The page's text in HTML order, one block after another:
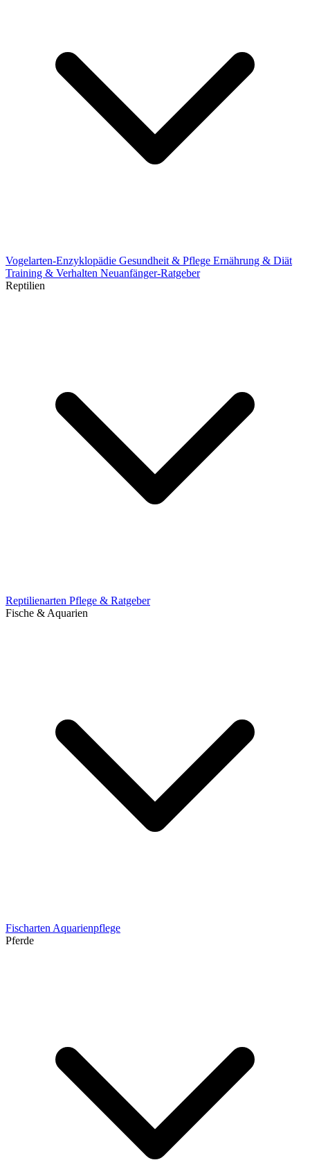
Vogelarten-Enzyklopädie Gesundheit & Pflege Ernährung & Diät
Training & Verhalten Neuanfänger-Ratgeber
Reptilien
Reptilienarten Pflege & Ratgeber
Fische & Aquarien
Fischarten Aquarienpflege
Pferde